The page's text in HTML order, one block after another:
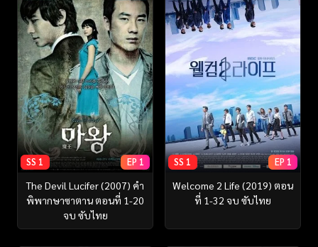
SS 1 EP 1
The Devil Lucifer (2007) คำ
พิพากษาซาตาน ตอนที่ 1-20
จบ ซับไทย
SS 1 EP 1
Welcome 2 Life (2019) ตอน
ที่ 1-32 จบ ซับไทย